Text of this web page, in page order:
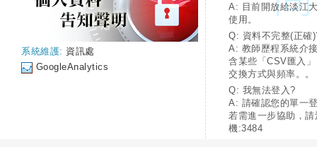
系統維護: 資訊處
GoogleAnalytics
A: 目前開放給淡江
使用。
Q: 資料不完整(正確
A: 教師歷程系統介
含某些「CSV匯入
交換方式與頻率。。
Q: 我無法登入?
A: 請確認您的單一
若需進一步協助，
機:3484